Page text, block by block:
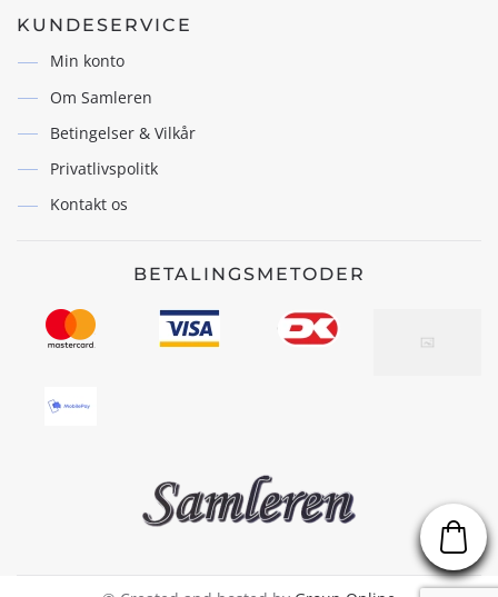
KUNDESERVICE
Min konto
Om Samleren
Betingelser & Vilkår
Privatlivspolitk
Kontakt os
BETALINGSMETODER